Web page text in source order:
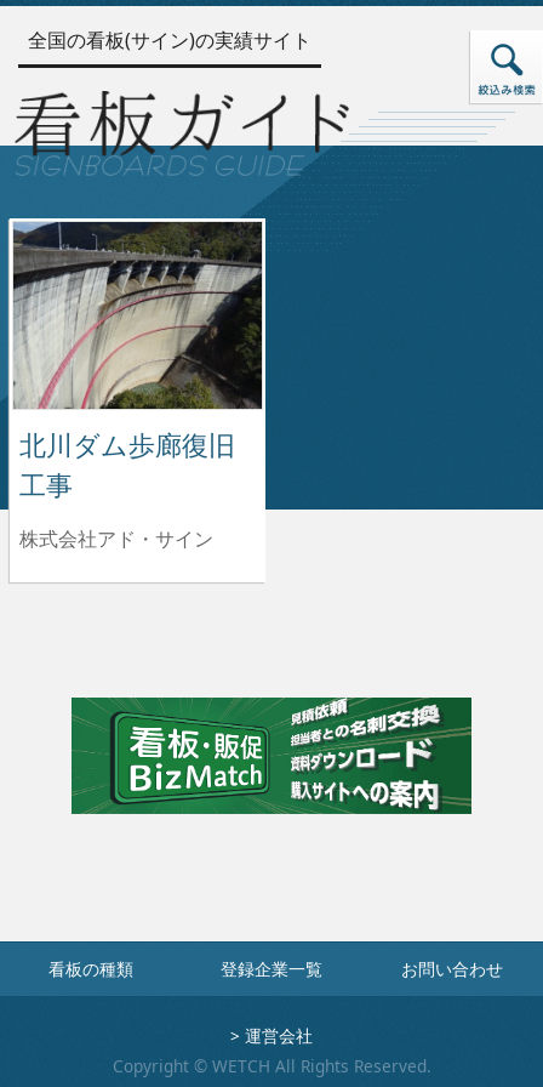
全国の看板(サイン)の実績サイト
北川ダム歩廊復旧
工事
株式会社アド・サイン
看板の種類 登録企業一覧 お問い合わせ
> 運営会社
Copyright © WETCH All Rights Reserved.